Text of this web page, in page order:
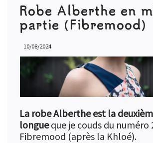
Robe Alberthe en
partie (Fibremood)
10/08/2024
La robe Alberthe est la
longueque je couds du numéro
Fibremood (après la Khloé).